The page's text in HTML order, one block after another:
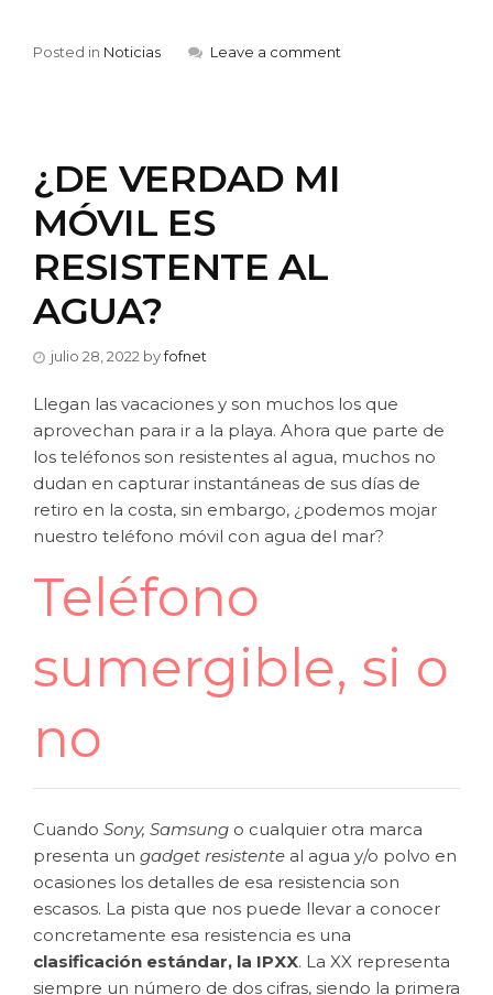
Posted in Noticias Leave a comment
¿DE VERDAD MI
MÓVIL ES
RESISTENTE AL
AGUA?
julio 28, 2022 byfofnet
Llegan las vacaciones y son muchos los que
aprovechan para ir a la playa. Ahora que parte de
los teléfonos son resistentes al agua, muchos no
dudan en capturar instantáneas de sus días de
retiro en la costa, sin embargo, ¿podemos mojar
nuestro teléfono móvil con agua del mar?
Teléfono
sumergible, si o
no
Cuando Sony, Samsung o cualquier otra marca
presenta un gadget resistente al agua y/o polvo en
ocasiones los detalles de esa resistencia son
escasos. La pista que nos puede llevar a conocer
concretamente esa resistencia es una
clasificación estándar, la IPXX. La XX representa
siempre un número de dos cifras, siendo la primera